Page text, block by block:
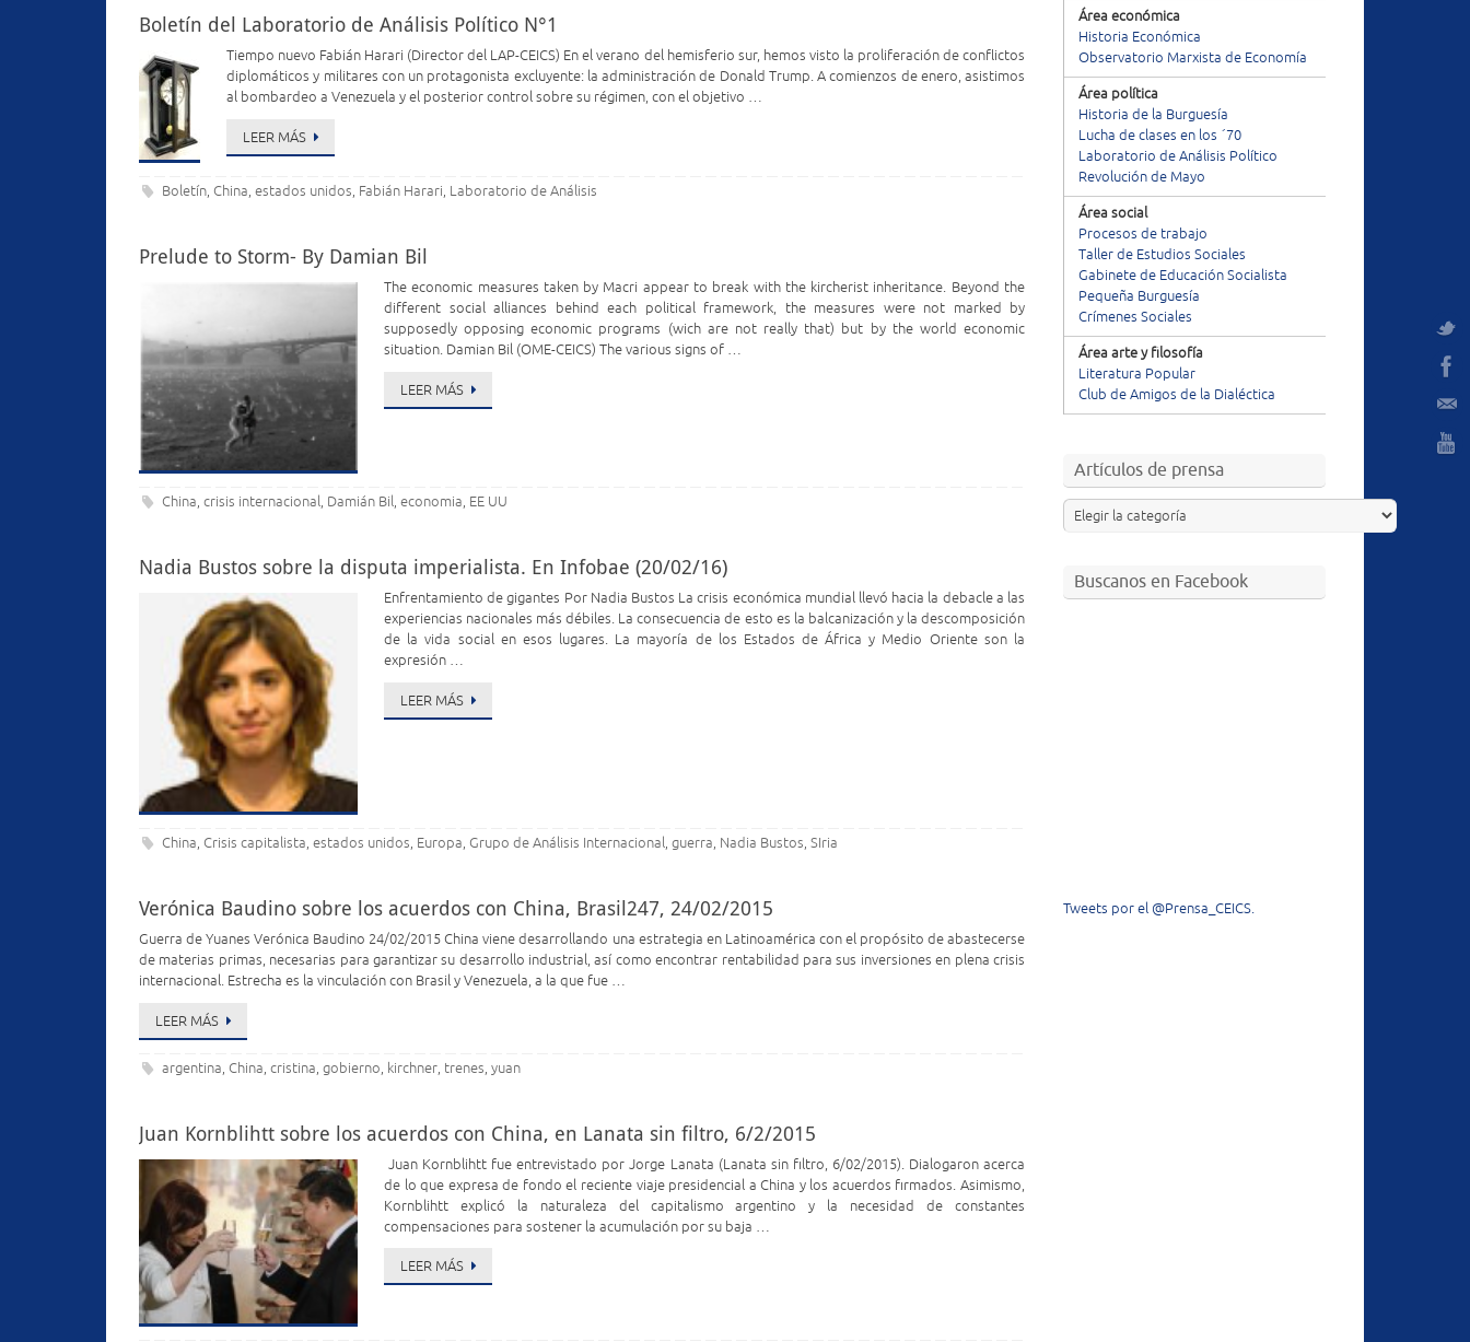
Boletín del Laboratorio de Análisis Político N°1
Tiempo nuevo Fabián Harari (Director del LAP-CEICS) En el verano del hemisferio sur, hemos visto la proliferación de conflictos
diplomáticos y militares con un protagonista excluyente: la administración de Donald Trump. A comienzos de enero, asistimos
al bombardeo a Venezuela y el posterior control sobre su régimen, con el objetivo …
LEER MÁS
Boletín,China,estados unidos, Fabián Harari, Laboratorio de Análisis
Prelude to Storm- By Damian Bil
The economic measures taken by Macri appear to break with the kircherist inheritance. Beyond the
different social alliances behind each political framework, the measures were not marked by
supposedly opposing economic programs (wich are not really that) but by the world economic
situation. Damian Bil (OME-CEICS) The various signs of …
LEER MÁS
China,crisis internacional, Damián Bil,economia, EE UU
Nadia Bustos sobre la disputa imperialista. En Infobae (20/02/16)
Enfrentamiento de gigantes Por Nadia Bustos La crisis económica mundial llevó hacia la debacle a las
experiencias nacionales más débiles. La consecuencia de esto es la balcanización y la descomposición
de la vida social en esos lugares. La mayoría de los Estados de África y Medio Oriente son la
expresión …
LEER MÁS
China,Crisis capitalista,estados unidos, Europa,Grupo de Análisis Internacional,guerra, Nadia Bustos,SIria
Verónica Baudino sobre los acuerdos con China, Brasil247, 24/02/2015
Guerra de Yuanes Verónica Baudino 24/02/2015 China viene desarrollando una estrategia en Latinoamérica con el propósito de abastecerse
de materias primas, necesarias para garantizar su desarrollo industrial, así como encontrar rentabilidad para sus inversiones en plena crisis
internacional. Estrecha es la vinculación con Brasil y Venezuela, a la que fue …
LEER MÁS
argentina,China,cristina,gobierno, kirchner, trenes,yuan
Juan Kornblihtt sobre los acuerdos con China, en Lanata sin filtro, 6/2/2015
Juan Kornblihtt fue entrevistado por Jorge Lanata (Lanata sin filtro, 6/02/2015). Dialogaron acerca
de lo que expresa de fondo el reciente viaje presidencial a China y los acuerdos firmados. Asimismo,
Kornblihtt explicó la naturaleza del capitalismo argentino y la necesidad de constantes
compensaciones para sostener la acumulación por su baja …
LEER MÁS
Área económica
Historia Económica
Observatorio Marxista de Economía
Área política
Historia de la Burguesía
Lucha de clases en los ´70
Laboratorio de Análisis Político
Revolución de Mayo
Área social
Procesos de trabajo
Taller de Estudios Sociales
Gabinete de Educación Socialista
Pequeña Burguesía
Crímenes Sociales
Área arte y filosofía
Literatura Popular
Club de Amigos de la Dialéctica
Artículos de prensa
Buscanos en Facebook
Tweets por el @Prensa_CEICS.